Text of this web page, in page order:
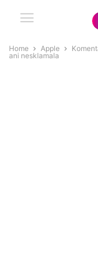
Home Apple
ani nesklamala